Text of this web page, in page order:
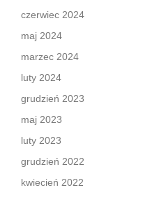
czerwiec 2024
maj 2024
marzec 2024
luty 2024
grudzień 2023
maj 2023
luty 2023
grudzień 2022
kwiecień 2022